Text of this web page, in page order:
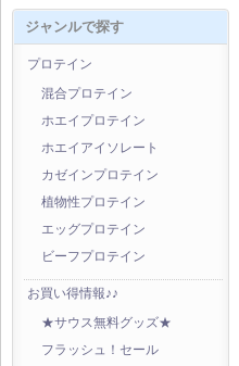
ジャンルで探す
プロテイン
混合プロテイン
ホエイプロテイン
ホエイアイソレート
カゼインプロテイン
植物性プロテイン
エッグプロテイン
ビーフプロテイン
お買い得情報♪♪
★サウス無料グッズ★
フラッシュ！セール